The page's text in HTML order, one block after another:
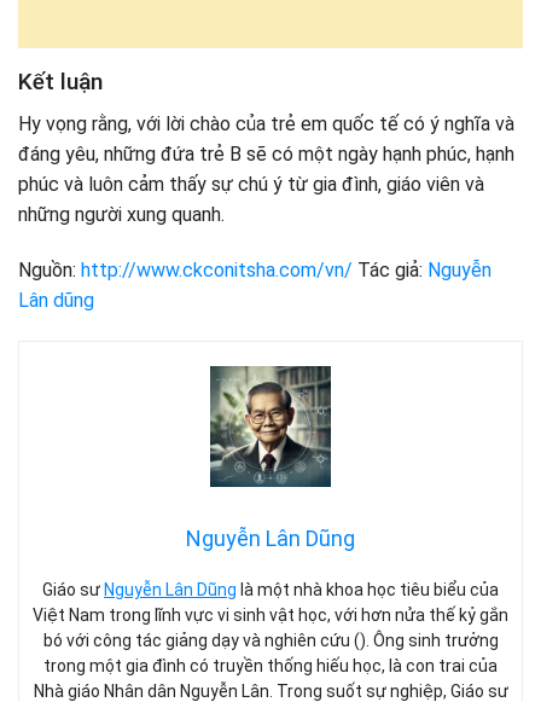
Kết luận
Hy vọng rằng, với lời chào của trẻ em quốc tế có ý nghĩa và
đáng yêu, những đứa trẻ B sẽ có một ngày hạnh phúc, hạnh
phúc và luôn cảm thấy sự chú ý từ gia đình, giáo viên và
những người xung quanh.
Nguồn: http://www.ckconitsha.com/vn/ Tác giả: Nguyễn
Lân dũng
Nguyễn Lân Dũng
Giáo sưNguyễn Lân Dũng là một nhà khoa học tiêu biểu của
Việt Nam trong lĩnh vực vi sinh vật học, với hơn nửa thế kỷ gắn
bó với công tác giảng dạy và nghiên cứu (). Ông sinh trưởng
trong một gia đình có truyền thống hiếu học, là con trai của
Nhà giáo Nhân dân Nguyễn Lân. Trong suốt sự nghiệp, Giáo sư